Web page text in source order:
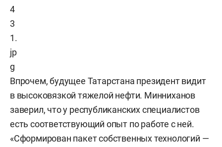
Впрочем, будущее Татарстана президент видит
в высоковязкой тяжелой нефти. Минниханов
заверил, что у республиканских специалистов
есть соответствующий опыт по работе с ней.
«Сформирован пакет собственных технологий —